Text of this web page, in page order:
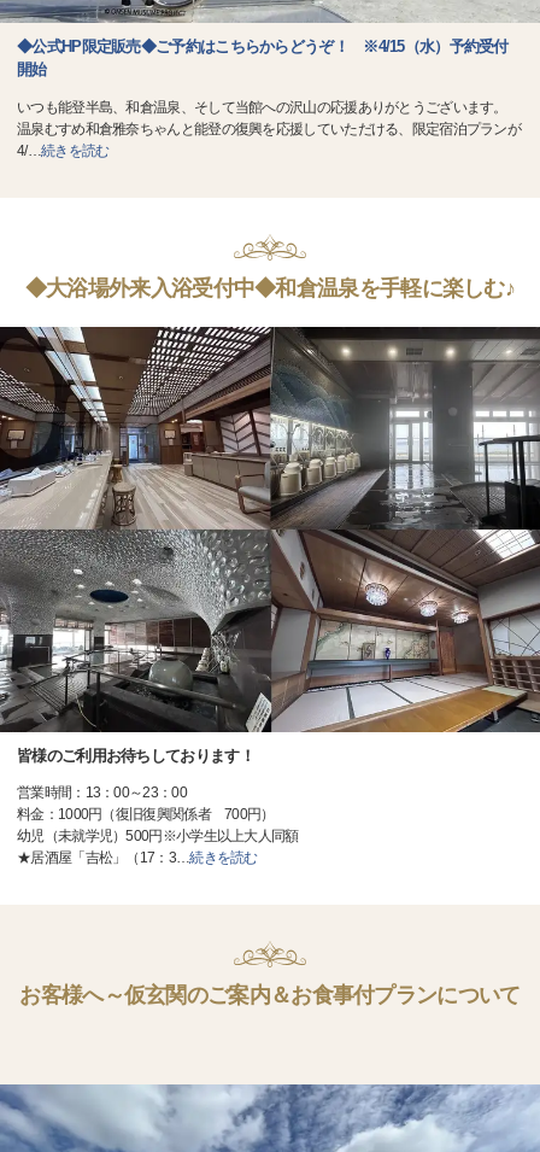
◆公式HP限定販売◆ご予約はこちらからどうぞ！ ※4/15（水）予約受付
開始
いつも能登半島、和倉温泉、そして当館への沢山の応援ありがとうございます。
温泉むすめ和倉雅奈ちゃんと能登の復興を応援していただける、限定宿泊プランが
4/…続きを読む
◆大浴場外来入浴受付中◆和倉温泉を手軽に楽しむ♪
皆様のご利用お待ちしております！
営業時間：13：00～23：00
料金：1000円（復旧復興関係者 700円）
幼児（未就学児）500円※小学生以上大人同額
★居酒屋「吉松」（17：3…続きを読む
お客様へ～仮玄関のご案内＆お食事付プランについて